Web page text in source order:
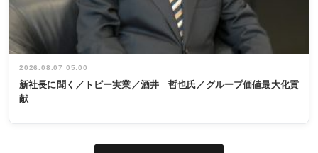
2026.08.07 05:00
新社長に聞く／トピー実業／酒井 哲也氏／グループ価値最大化貢
献